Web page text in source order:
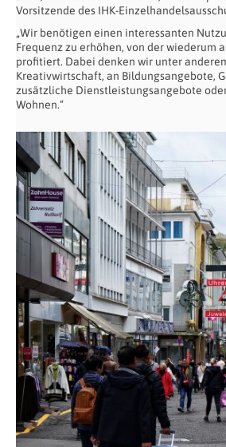
Vorsitzende des IHK-
„Wir benötigen einen interessanten
Frequenz zu erhöhen, von der wiederum
profitiert. Dabei denken wir unter
Kreativwirtschaft, an Bildungsangebote,
zusätzliche Dienstleistungsangebote
Wohnen.“